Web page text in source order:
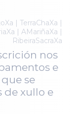
| TerraChaXa |
| AMariñaXa |
RibeiraSacraXa
nos
e
se
de xullo e